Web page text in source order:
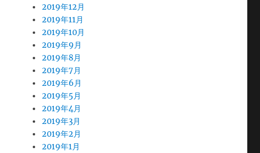
2019年12月
2019年11月
2019年10月
2019年9月
2019年8月
2019年7月
2019年6月
2019年5月
2019年4月
2019年3月
2019年2月
2019年1月